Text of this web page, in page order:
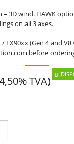
3D wind. HAWK
on all 3 axes.
LX90xx (Gen 4 and
before
TVA)